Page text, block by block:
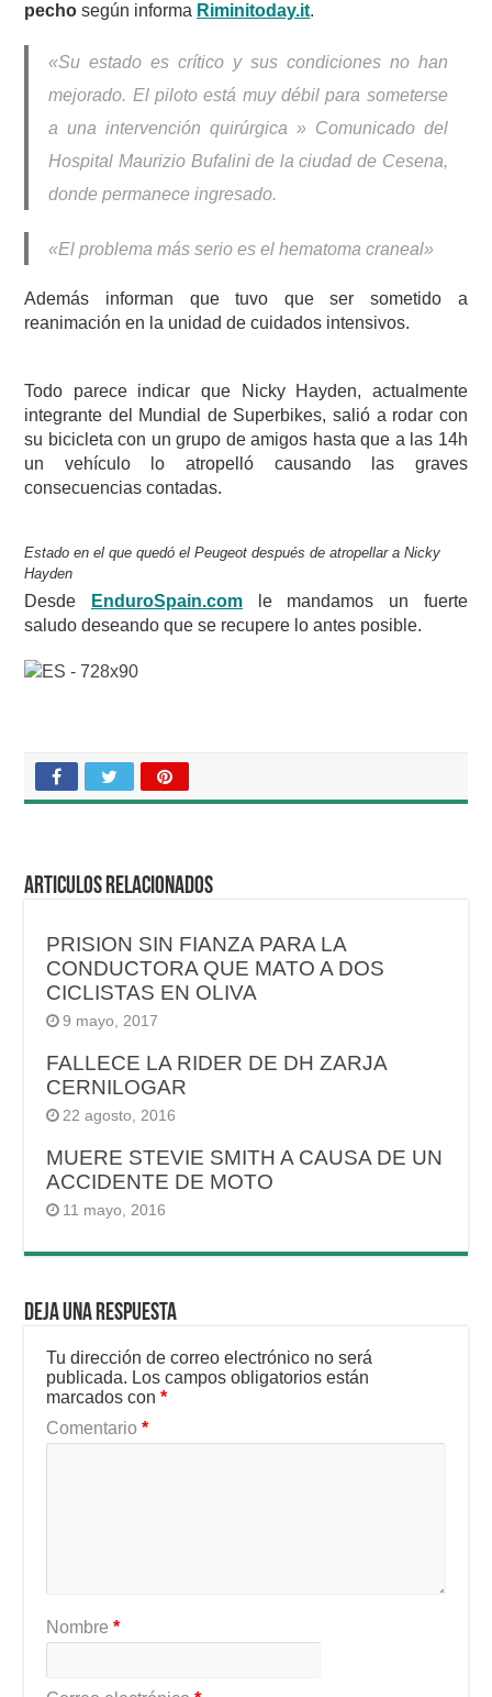
pecho según informa Riminitoday.it.
«Su estado es crítico y sus condiciones no han
mejorado. El piloto está muy débil para someterse
a una intervención quirúrgica » Comunicado del
Hospital Maurizio Bufalini de la ciudad de Cesena,
donde permanece ingresado.
«El problema más serio es el hematoma craneal»
Además informan que tuvo que ser sometido a
reanimación en la unidad de cuidados intensivos.
Todo parece indicar que Nicky Hayden, actualmente
integrante del Mundial de Superbikes, salió a rodar con
su bicicleta con un grupo de amigos hasta que a las 14h
un vehículo lo atropelló causando las graves
consecuencias contadas.
Estado en el que quedó el Peugeot después de atropellar a Nicky
Hayden
Desde EnduroSpain.comle mandamos un fuerte
saludo deseando que se recupere lo antes posible.
Articulos relacionados
PRISION SIN FIANZA PARA LA
CONDUCTORA QUE MATO A DOS
CICLISTAS EN OLIVA
9 mayo, 2017
FALLECE LA RIDER DE DH ZARJA
CERNILOGAR
22 agosto, 2016
MUERE STEVIE SMITH A CAUSA DE UN
ACCIDENTE DE MOTO
11 mayo, 2016
Deja una respuesta
Tu dirección de correo electrónico no será
publicada. Los campos obligatorios están
marcados con*
Comentario*
Nombre*